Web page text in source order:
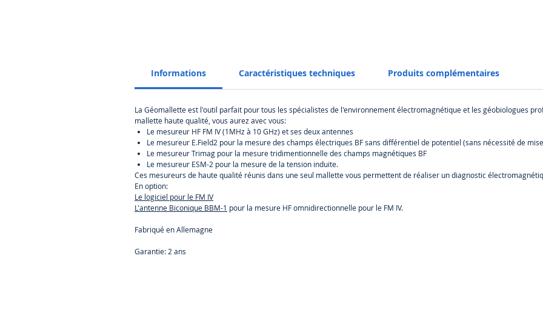
Informations Caractéristiques techniques Produits complémentaires
La Géomallette est l'outil parfait pour tous les spécialistes de l'environnement électromagnétique et les géobiologues
mallette haute qualité, vous aurez avec vous:
Le mesureur HF FM IV (1MHz à 10 GHz) et ses deux antennes
Le mesureur E.Field2 pour la mesure des champs électriques BF sans différentiel de potentiel (sans nécessité de
Le mesureur Trimag pour la mesure tridimentionnelle des champs magnétiques BF
Le mesureur ESM-2 pour la mesure de la tension induite.
Ces mesureurs de haute qualité réunis dans une seul mallette vous permettent de réaliser un diagnostic
En option:
Le logiciel pour le FM IV
L'antenne Biconique BBM-1 pour la mesure HF omnidirectionnelle pour le FM IV.
Fabriqué en Allemagne
Garantie: 2 ans